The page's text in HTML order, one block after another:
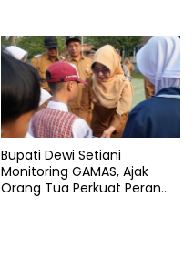
Bupati Dewi Setiani
Monitoring GAMAS, Ajak
Orang Tua Perkuat Peran